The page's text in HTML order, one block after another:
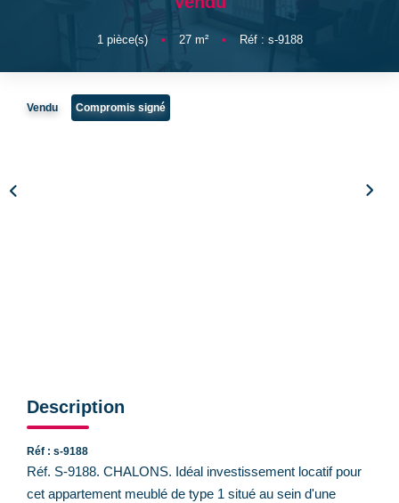
NOTRE AGENCE
1 pièce(s) • 27m² • Réf : s-9188
Vendu Compromis signé
Description
Réf : s-9188
Réf. S-9188. CHALONS. Idéal investissement locatif pour
cet appartement meublé de type 1 situé au sein d'une